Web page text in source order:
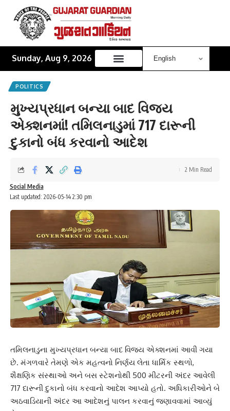
Sunday, Aug 9, 2026
POLITICS
મુખ્યપ્રધાન બન્યા બાદ વિજય
એક્શનમાં! તમિલનાડુમાં 717 દારૂની
દુકાનો બંધ કરવાનો આદેશ
Last updated: 2026-05-14 2:30 pm
Social Media
2 Min Read
તમિલનાડુના મુખ્યપ્રધાન બન્યા બાદ વિજય એક્શનમાં આવી ગયા
છે. મંગળવારે તેમણે એક મહત્વનો નિર્ણય લેતા ધાર્મિક સ્થળો,
શૈક્ષણિક સંસ્થાઓ અને બસ સ્ટેશનોથી 500 મીટરની અંદર આવેલી
717 દારૂની દુકાનો બંધ કરવાનો આદેશ આપ્યો હતો. અધિકારીઓને બે
અઠવાડિયાની અંદર આ આદેશનું પાલન કરવાનું જણાવવામાં આવ્યું